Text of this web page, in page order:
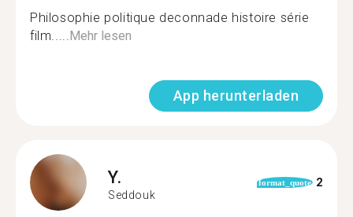
Philosophie politique deconnade histoire série
film.....Mehr lesen
App herunterladen
Y.
Seddouk
format_quote 2